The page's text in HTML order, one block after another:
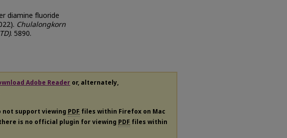
diamine fluoride
Chulalongkorn
. 5890.
Adobe Reader or, alternately,
not support viewing PDF files within Firefox on Mac
is no official plugin for viewing PDF files within